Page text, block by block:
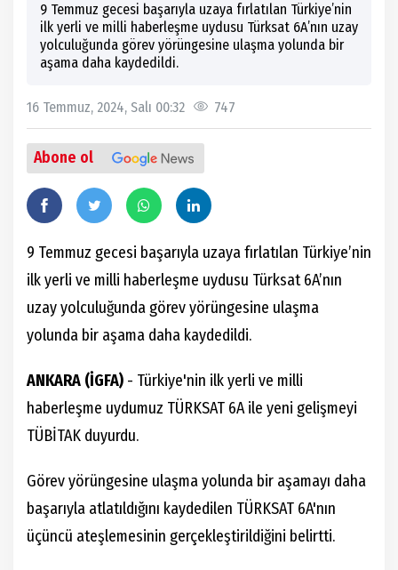
9 Temmuz gecesi başarıyla uzaya fırlatılan Türkiye’nin
ilk yerli ve milli haberleşme uydusu Türksat 6A’nın uzay
yolculuğunda görev yörüngesine ulaşma yolunda bir
aşama daha kaydedildi.
16 Temmuz, 2024, Salı 00:32 747
Abone ol
9 Temmuz gecesi başarıyla uzaya fırlatılan Türkiye’nin
ilk yerli ve milli haberleşme uydusu Türksat 6A’nın
uzay yolculuğunda görev yörüngesine ulaşma
yolunda bir aşama daha kaydedildi.
ANKARA (İGFA) - Türkiye'nin ilk yerli ve milli
haberleşme uydumuz TÜRKSAT 6A ile yeni gelişmeyi
TÜBİTAK duyurdu.
Görev yörüngesine ulaşma yolunda bir aşamayı daha
başarıyla atlatıldığını kaydedilen TÜRKSAT 6A'nın
üçüncü ateşlemesinin gerçekleştirildiğini belirtti.